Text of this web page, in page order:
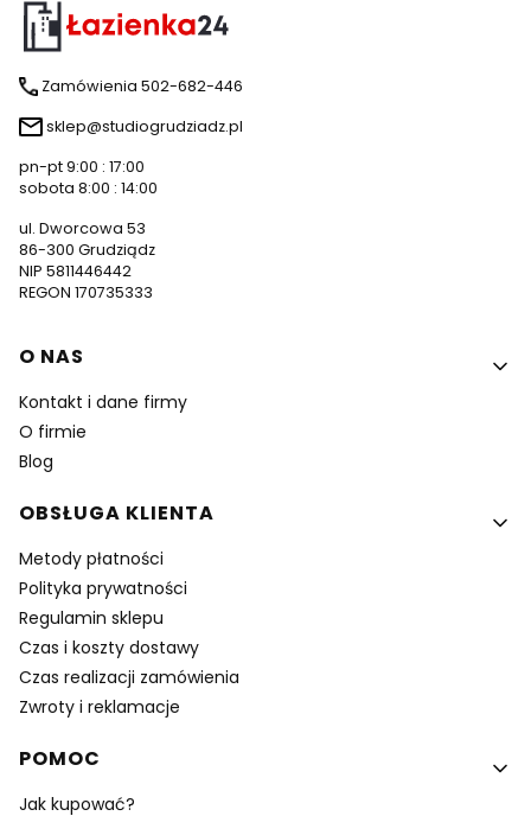
Zamówienia 502-682-446
sklep@studiogrudziadz.pl
pn-pt 9:00 : 17:00
sobota 8:00 : 14:00
ul. Dworcowa 53
86-300 Grudziądz
NIP 5811446442
REGON 170735333
Linki w stopce
O NAS
Kontakt i dane firmy
O firmie
Blog
OBSŁUGA KLIENTA
Metody płatności
Polityka prywatności
Regulamin sklepu
Czas i koszty dostawy
Czas realizacji zamówienia
Zwroty i reklamacje
POMOC
Jak kupować?